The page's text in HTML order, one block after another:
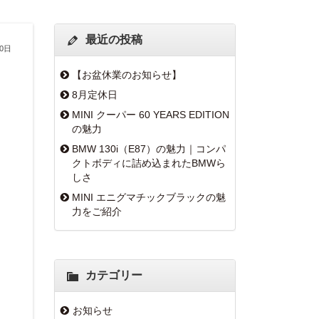
日
最近の投稿
【お盆休業のお知らせ】
8月定休日
MINI クーパー 60 YEARS EDITION
の魅力
BMW 130i（E87）の魅力｜コンパ
クトボディに詰め込まれたBMWら
しさ
MINI エニグマチックブラックの魅
力をご紹介
カテゴリー
お知らせ